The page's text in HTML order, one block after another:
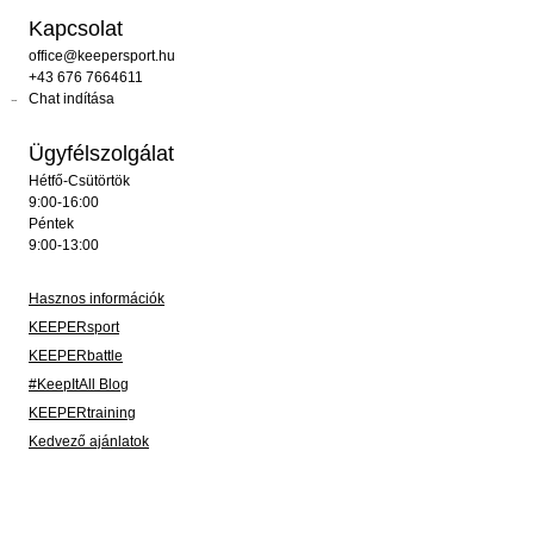
Kapcsolat
office@keepersport.hu
+43 676 7664611
Chat indítása
Ügyfélszolgálat
Hétfő-Csütörtök
9:00-16:00
Péntek
9:00-13:00
Hasznos információk
KEEPERsport
KEEPERbattle
#KeepItAll Blog
KEEPERtraining
Kedvező ajánlatok